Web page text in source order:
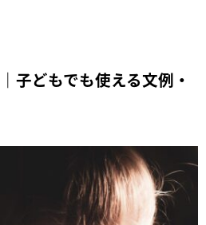
子どもでも使える文例・